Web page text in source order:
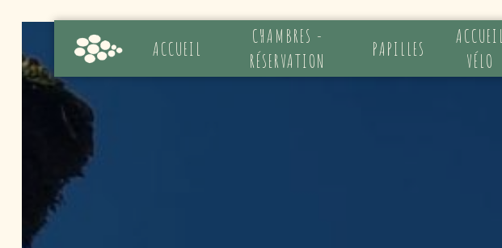
ACCUEIL
CHAMBRES -
RÉSERVATION
PAPILLES
ACCUEIL
VÉLO